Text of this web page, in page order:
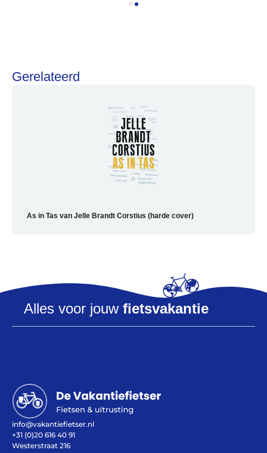
Alles voor de fietsvakantie
Fiets in vliegtuig vervoeren
Navigatie en USB opladers
Cursussen en lezingen
Help mij bijhet
Maak een afspraak
Contact
De winkel
Blog
Gerelateerd
As in Tas van Jelle Brandt Corstius (harde cover)
Alles voor jouw fietsvakantie
info@vakantiefietser.nl
+31 (0)20 616 40 91
Westerstraat 216